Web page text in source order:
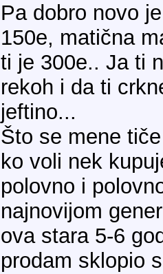
Pa dobro novo
150e, matična
ti je 300e.. Ja ti
rekoh i da ti
jeftino...
Što se mene
ko voli nek
polovno i
najnovijom
ova stara 5-6
prodam sklopio